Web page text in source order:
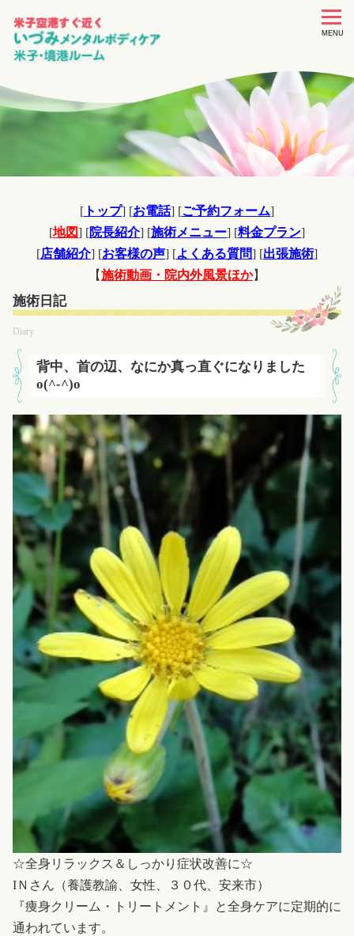
toggle
MENU
[ トップ] [お電話] [ご予約フォーム]
[地図] [院長紹介] [施術メニュー] [料金プラン]
[店舗紹介] [お客様の声] [よくある質問] [出張施術]
【施術動画・院内外風景ほか】
施術日記
Diary
背中、首の辺、なにか真っ直ぐになりました
o(^-^)o
☆全身リラックス＆しっかり症状改善に☆
IＮさん（養護教諭、女性、３０代、安来市）
『痩身クリーム・トリートメント』と全身ケアに定期的に
通われています。